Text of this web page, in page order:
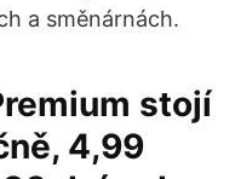
a směnárnách.
stojí
4,99